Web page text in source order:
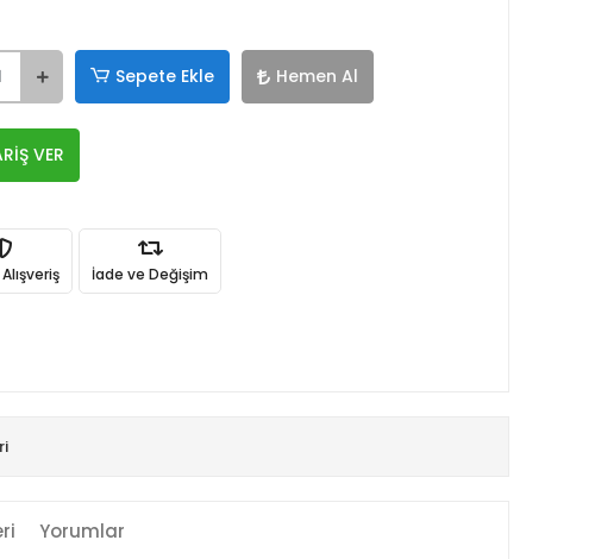
Sepete Ekle Hemen Al
VER
İade ve Değişim
Yorumlar